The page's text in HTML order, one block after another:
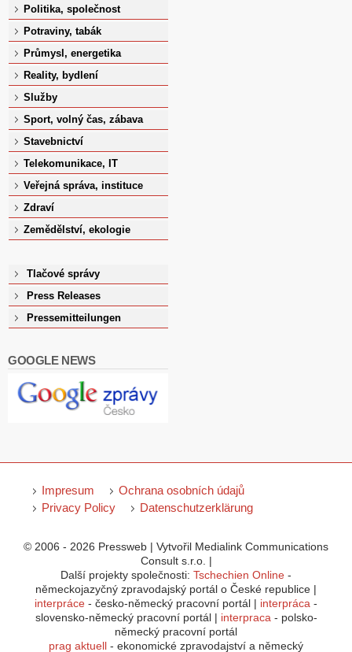
Politika, společnost
Potraviny, tabák
Průmysl, energetika
Reality, bydlení
Služby
Sport, volný čas, zábava
Stavebnictví
Telekomunikace, IT
Veřejná správa, instituce
Zdraví
Zemědělství, ekologie
Tlačové správy
Press Releases
Pressemitteilungen
GOOGLE NEWS
Impresum
Ochrana osobních údajů
Privacy Policy
Datenschutzerklärung
© 2006 - 2026 Pressweb | Vytvořil Medialink Communications
Consult s.r.o. |
Další projekty společnosti: Tschechien Online -
německojazyčný zpravodajský portál o České republice |
interpráce - česko-německý pracovní portál | interpráca -
slovensko-německý pracovní portál | interpraca - polsko-
německý pracovní portál
prag aktuell - ekonomické zpravodajství a německý